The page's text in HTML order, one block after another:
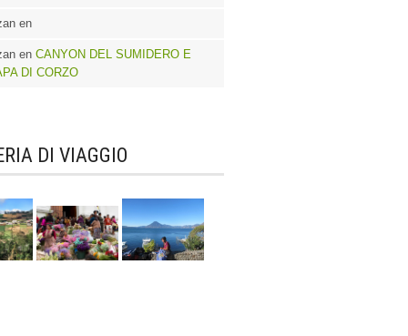
en
en CANYON DEL SUMIDERO E
DI CORZO
DI VIAGGIO